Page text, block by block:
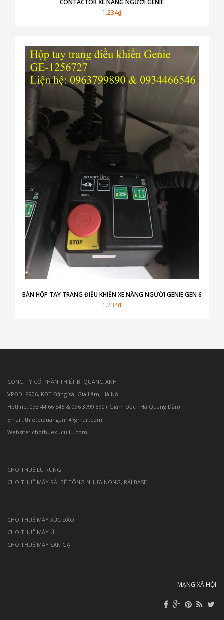
1.234₫
BÁN HỘP TAY TRANG ĐIỀU KHIỂN XE NÂNG NGƯỜI GENIE GEN 6
1.234₫
CÔNG TY CỔ PHẦN THIẾT BỊ QUANG ANH
VPĐD: P906, KĐT Đặng Xá, Gia Lâm, Hà Nội
Hotline: 093 44 66 546 & 096 3799 890 ( Giám Đốc : Hà Quang Dần)
Email: thietbiquanganh@gmail.com
Website: chothuexucuilu.com
CHO THUÊ LU RUNG
CHO THUÊ MÁY RẢI BÊ TÔNG NHỰA NÓNG, RẢI BASE
CHO THUÊ MÁY XÚC ĐÀO
CHO THUÊ MÁY ỦI
CHO THUÊ MÁY SAN GẠT
MẠNG XÃ HỘI